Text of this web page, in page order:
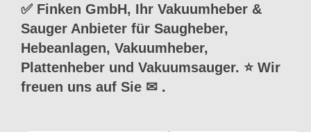
✅ Finken GmbH, Ihr Vakuumheber &
Sauger Anbieter für Saugheber,
Hebeanlagen, Vakuumheber,
Plattenheber und Vakuumsauger. ⭐ Wir
freuen uns auf Sie ✉ .